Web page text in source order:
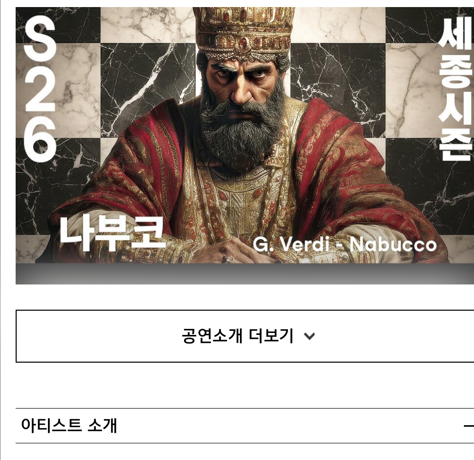
- 공연 시작 2시간 전부터 이용 가능합니다.
- 공연장 로비에 설치된 무인 발권기를 통해 간편하게 티켓을 수령하실 수 있습
니다. (※체임버홀 제외)
- 이용 방법: 수신 받은 카카오톡 메시지의 [★티켓 수령하기★] 버튼 클릭
- 공연장 로비에 위치한 무인 발권기에 QR코드 인식 후 티켓 수령 또는 예매 번
호와 연락처(뒷 4자리)를 입력하여 티켓을 수령하실 수 있습니다.
- 증빙 확인이 필요한 티켓은 공연 전 매표소를 방문하여 증빙 자료 확인 후 수
령 가능합니다.
4) 공통 안내
- 공연 당일 취소 및 환불은 불가하며, 현장에서 할인 권종·관람 일자 등의 변경
은 불가합니다.
- 예매 티켓은 공연 당일에만 수령 가능합니다. 티켓 수령 후 분실한 경우 재발
권 및 객석 입장이 불가하오니 보관에 유의해 주시기 바랍니다.
- 취소 마감시간 이후 예매 티켓의 취소·환불·변경은 불가합니다. 예매처별 예매
3. 공연 관람 안내
- 객석 입장은 공연 시작 30분 전부터 가능합니다. 원활한 공연 진행을 위해 공
연 10분 전까지는 입장을 완료해 주시기 바랍니다.
- 공연 시작 후 지정된 시간 외에는 입장이 제한되며, 입장이 가능한 시간에 안
공연소개 더보기
아티스트 소개